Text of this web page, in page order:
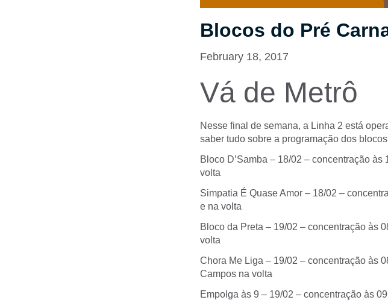
Blocos do Pré
February 18, 2017
Vá de Metrô
Nesse final de semana, a Linha 2 está
saber tudo sobre a programação dos
Bloco D’Samba – 18/02 – concentração
volta
Simpatia É Quase Amor – 18/02 –
e na volta
Bloco da Preta – 19/02 – concentração às
volta
Chora Me Liga – 19/02 – concentração às
Campos na volta
Empolga às 9 – 19/02 – concentração às